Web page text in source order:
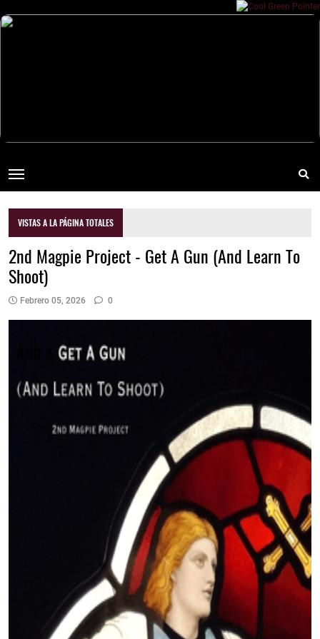
VISTAS A LA PÁGINA TOTALES
2nd Magpie Project - Get A Gun (And Learn To
Shoot)
Febrero 05, 2026 0